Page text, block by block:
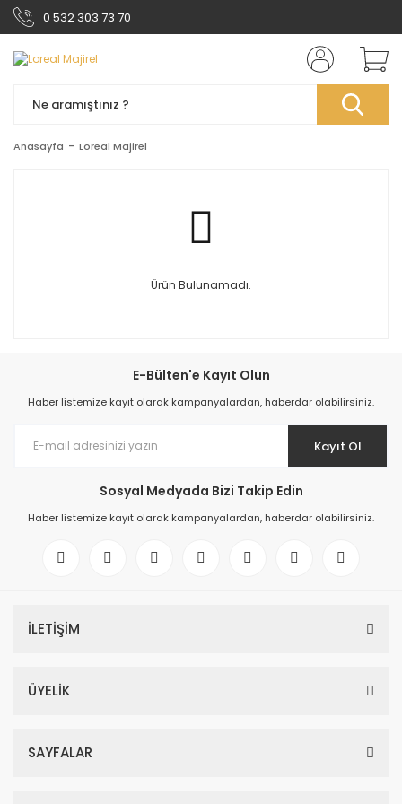
0 532 303 73 70
Anasayfa Loreal Majirel
Ürün Bulunamadı.
E-Bülten'e Kayıt Olun
Haber listemize kayıt olarak kampanyalardan, haberdar olabilirsiniz.
Kayıt Ol
Sosyal Medyada Bizi Takip Edin
Haber listemize kayıt olarak kampanyalardan, haberdar olabilirsiniz.
İLETİŞİM
ÜYELİK
SAYFALAR